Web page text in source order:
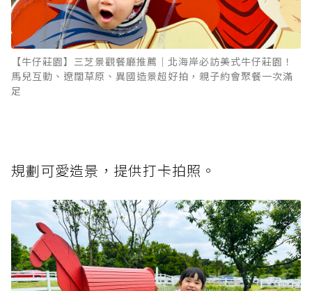
【牛仔莊園】三芝景觀餐廳推薦｜北海岸必訪美式牛仔莊園！
馬兒互動、遼闊草原、異國造景超好拍，親子約會聚餐一次滿
足
規劃可愛造景，提供打卡拍照。